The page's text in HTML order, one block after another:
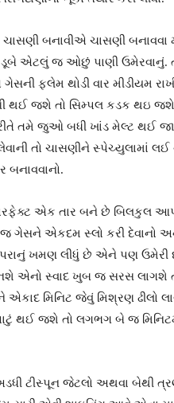
બનાવીએ ચાસણી
એટલું જ ઓછું પાણી ઉમેરવાનું.
ગેસની ફ્લેમ થોડી વાર મીડીયમ
થઈ જશે તો સિમ્પલ કડક થઇ
રીતે તમે જુઓ બધી ખાંડ મેલ્ટ
તો ચાસણીને સ્પેચ્યુલામાં લઈ
એક તાર બને છે બિલકુલ આપણે
એકદમ સ્લો કરી દેવાનો
ખમણ લીધું છે એને પણ ઉમેરી
એનો સ્વાદ ખુબ જ સરસ લાગશે
એકાદ મિનિટ જેવું મિશ્રણ
થઈ જશે તો લગભગ બે જ
ટીસ્પૂન જેટલો અથવા બેથી